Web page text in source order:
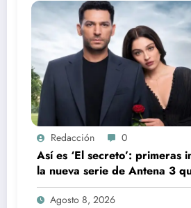
Redacción 0
Así es ‘El secreto’: primeras
la nueva serie de Antena 3
una verdad brutal
Agosto 8, 2026